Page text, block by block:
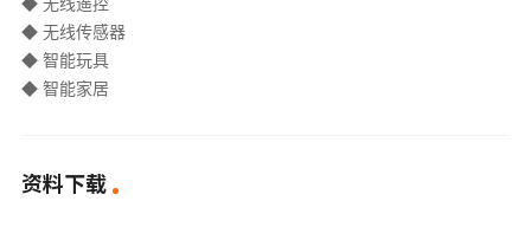
◆ 无线遥控
◆ 无线传感器
◆ 智能玩具
◆ 智能家居
资料下载